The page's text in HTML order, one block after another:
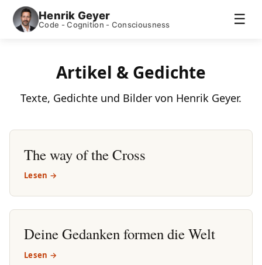
Henrik Geyer
Code - Cognition - Consciousness ☰
Artikel & Gedichte
Texte, Gedichte und Bilder von Henrik Geyer.
The way of the Cross
Lesen →
Deine Gedanken formen die Welt
Lesen →